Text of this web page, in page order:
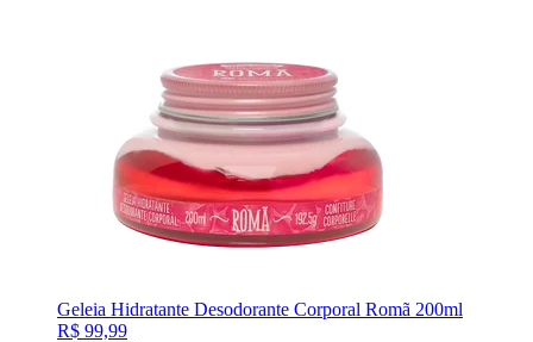
Geleia Hidratante Desodorante Corporal Romã 200ml
R$ 99,99